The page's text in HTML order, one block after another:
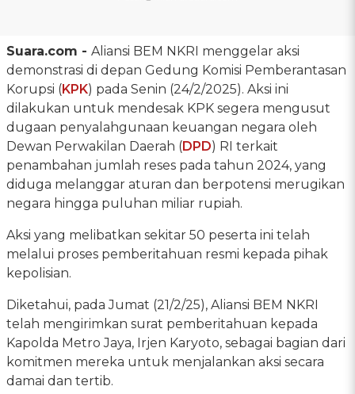
Suara.com - Aliansi BEM NKRI menggelar aksi
demonstrasi di depan Gedung Komisi Pemberantasan
Korupsi (KPK) pada Senin (24/2/2025). Aksi ini
dilakukan untuk mendesak KPK segera mengusut
dugaan penyalahgunaan keuangan negara oleh
Dewan Perwakilan Daerah (DPD) RI terkait
penambahan jumlah reses pada tahun 2024, yang
diduga melanggar aturan dan berpotensi merugikan
negara hingga puluhan miliar rupiah.
Aksi yang melibatkan sekitar 50 peserta ini telah
melalui proses pemberitahuan resmi kepada pihak
kepolisian.
Diketahui, pada Jumat (21/2/25), Aliansi BEM NKRI
telah mengirimkan surat pemberitahuan kepada
Kapolda Metro Jaya, Irjen Karyoto, sebagai bagian dari
komitmen mereka untuk menjalankan aksi secara
damai dan tertib.